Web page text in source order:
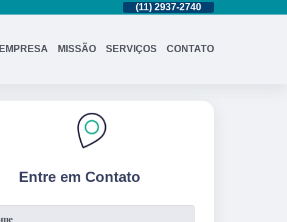
(11) 2937-2740
EMPRESA MISSÃO SERVIÇOS CONTATO
Entre em Contato